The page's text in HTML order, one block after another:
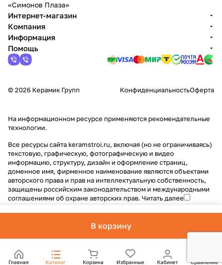
В корзину
Главная Каталог Корзина Избранные Кабинет Сравнение
«Симонов Плаза»
Интернет-магазин
Компания
Информация
Помощь
© 2026 Керамик Групп КонфиденциальностьОферта
На информационном ресурсе применяются рекомендательные
технологии.
Все ресурсы сайта keramstroi.ru, включая (но не ограничиваясь)
текстовую, графическую, фотографическую и видео
информацию, структуру, дизайн и оформление страниц,
доменное имя, фирменное наименование являются объектами
авторского права и прав на интеллектуальную собственность,
защищены российским законодательством и международными
соглашениями об охране авторских прав. Читать далее